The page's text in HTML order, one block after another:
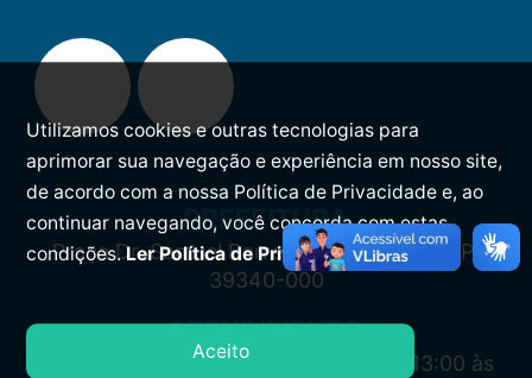
PREFEITURA
Praça Dr. Samuel Barreto, s/n, Centro CEP:
39340-000
ATENDIMENTO
Segunda à Sexta: 7:00 às 11:00 e das 13:00 às
Utilizamos cookies e outras tecnologias para
aprimorar sua navegação e experiência em nosso site,
de acordo com a nossa Política de Privacidade e, ao
continuar navegando, você concorda com estas
condições.Ler Política de Privacidade.
Aceito